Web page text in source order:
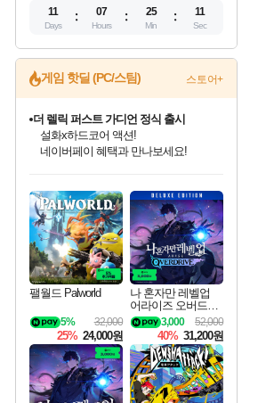
11
Days
07
Hours
25
Min
09
Sec
게임 핫딜 (PC/스팀) 스토어+
최대 90% 할인가를 만나보세요!
네이버혜택과 함께 만나보세요!
50%할인&추가 적립까지!
네이버 포인트 혜택까지!
이니&베니 혜택까지!
네이버 혜택가와 함께 예약하세요!
할인&네이버혜택으로 만나보세요!
설화x하드코어 액션!
네이버페이 혜택과 만나보세요!
40주년 프로모션으로 만나보세요!
할인가에 만나보세요!
일부 에디션 상시 할인!
혜택으로 예약 판매 중
편안하게 충전하세요
팰월드 Palworld
32,000
5%
25% 24,000원
나 혼자만 레벨업
어라이즈 오버드라
이브 디럭스 에디션
Solo Leveling Arise
Overdrive Deluxe Edi
tion
52,000
3,000
40% 31,200원